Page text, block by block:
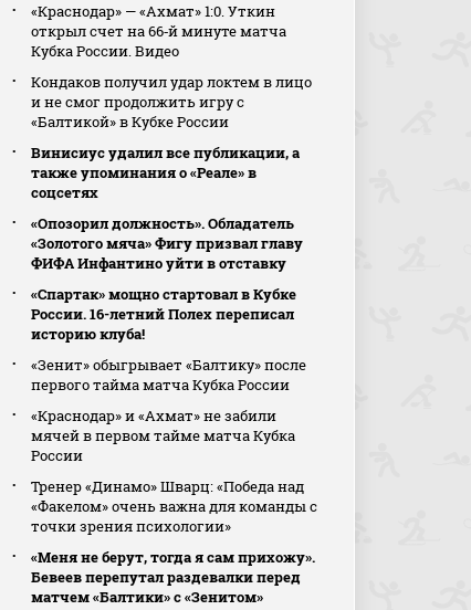
«Краснодар» — «Ахмат» 1:0. Уткин
открыл счет на 66‑й минуте матча
Кубка России. Видео
Кондаков получил удар локтем в лицо
и не смог продолжить игру с
«Балтикой» в Кубке России
Винисиус удалил все публикации, а
также упоминания о «Реале» в
соцсетях
«Опозорил должность». Обладатель
«Золотого мяча» Фигу призвал главу
ФИФА Инфантино уйти в отставку
«Спартак» мощно стартовал в Кубке
России. 16-летний Полех переписал
историю клуба!
«Зенит» обыгрывает «Балтику» после
первого тайма матча Кубка России
«Краснодар» и «Ахмат» не забили
мячей в первом тайме матча Кубка
России
Тренер «Динамо» Шварц: «Победа над
«Факелом» очень важна для команды с
точки зрения психологии»
«Меня не берут, тогда я сам прихожу».
Бевеев перепутал раздевалки перед
матчем «Балтики» с «Зенитом»